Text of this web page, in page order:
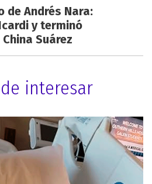
de Andrés Nara:
y terminó
Suárez
interesar